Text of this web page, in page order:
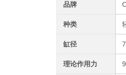
品牌
种类
缸径
理论作用力